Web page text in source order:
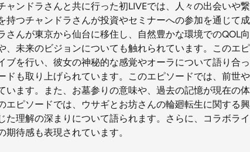
ャンドラさんと共に行った初LIVEでは、人々の出会いや
持つチャンドラさんが投資やセミナーへの参加を通じて
さんが東京から仙台に移住し、自然豊かな環境でのQOL
、未来のビジョンについても触れられています。このエ
ブを行い、彼女の神秘的な感覚やオーラについて語り合
ドも取り上げられています。このエピソードでは、前世
います。また、お墓参りの意味や、過去の記憶が現在の
エピソードでは、ウサギとお坊さんの輪廻転生に関する
た理解の深まりについて語られます。さらに、コラボラ
待感も表現されています。